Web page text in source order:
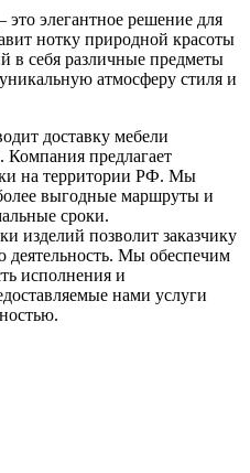
элегантное решение для
нотку природной красоты
себя различные предметы
атмосферу стиля и
доставку мебели
Компания предлагает
на территории РФ. Мы
выгодные маршруты и
сроки.
изделий позволит заказчику
деятельность. Мы обеспечим
исполнения и
нами услуги